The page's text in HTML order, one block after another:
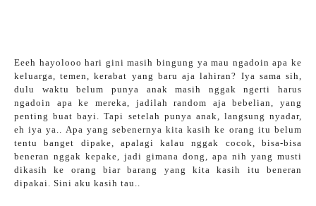
Eeeh hayolooo hari gini masih bingung ya mau ngadoin apa ke
keluarga, temen, kerabat yang baru aja lahiran? Iya sama sih,
dulu waktu belum punya anak masih nggak ngerti harus
ngadoin apa ke mereka, jadilah random aja bebelian, yang
penting buat bayi. Tapi setelah punya anak, langsung nyadar,
eh iya ya.. Apa yang sebenernya kita kasih ke orang itu belum
tentu banget dipake, apalagi kalau nggak cocok, bisa-bisa
beneran nggak kepake, jadi gimana dong, apa nih yang musti
dikasih ke orang biar barang yang kita kasih itu beneran
dipakai. Sini aku kasih tau..